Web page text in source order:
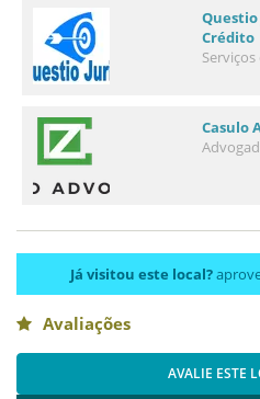
Crédito
Casulo
Já visitou este local?
Avaliações
AVALIE ESTE